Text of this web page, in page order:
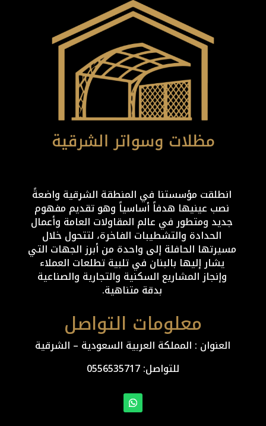
انطلقت مؤسستنا في المنطقة الشرقية واضعةً
نصب عينيها هدفاً أساسياً وهو تقديم مفهوم
جديد ومتطور في عالم المقاولات العامة وأعمال
الحدادة والتشطيبات الفاخرة، لتتحول خلال
مسيرتها الحافلة إلى واحدة من أبرز الجهات التي
يشار إليها بالبنان في تلبية تطلعات العملاء
وإنجاز المشاريع السكنية والتجارية والصناعية
بدقة متناهية.
معلومات التواصل
العنوان : المملكة العربية السعودية – الشرقية
للتواصل: ⁦0556535717